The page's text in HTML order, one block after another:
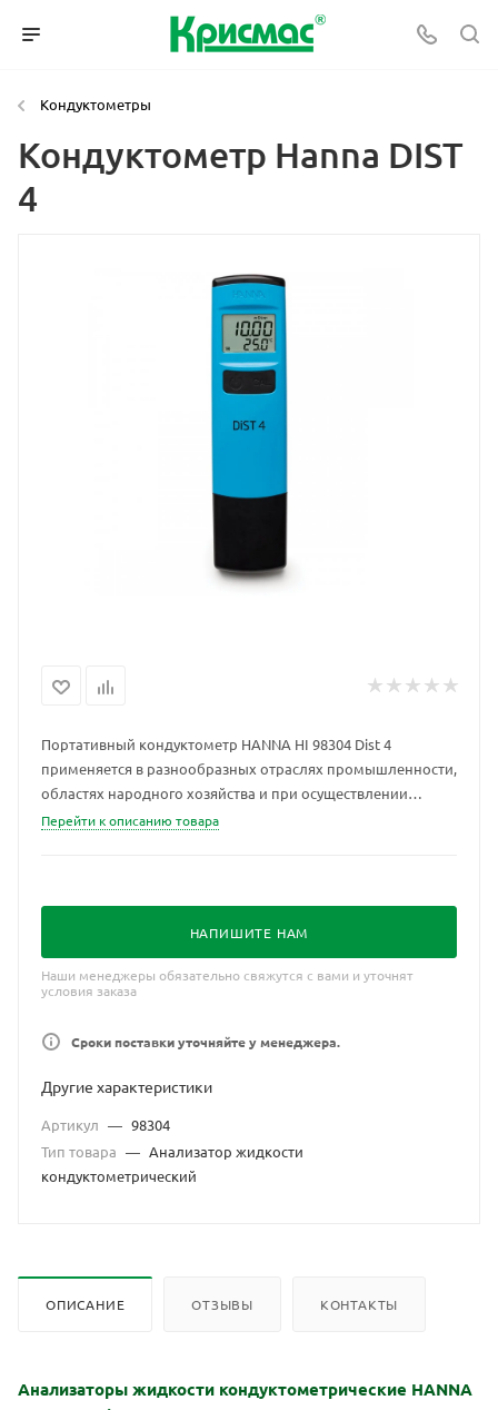
Кондуктометры
Кондуктометр Hanna DIST
4
Портативный кондуктометр HANNA HI 98304 Dist 4
применяется в разнообразных отраслях промышленности,
областях народного хозяйства и при осуществлении
экологического мониторинга. Портативный кондуктометр
HANNA HI 98304 Dist 4 одними из самых популярных и
доступных в измерении проводимости и солесодержания.
Перейти к описанию товара
НАПИШИТЕ НАМ
Наши менеджеры обязательно свяжутся с вами и уточнят
условия заказа
Сроки поставки уточняйте у менеджера.
Другие характеристики
Артикул — 98304
Тип товара — Анализатор жидкости
кондуктометрический
ОПИСАНИЕ ОТЗЫВЫ КОНТАКТЫ
Анализаторы жидкости кондуктометрические HANNA